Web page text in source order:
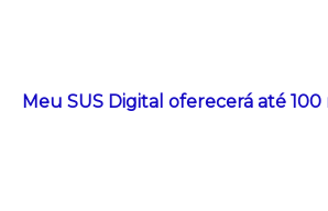
Meu SUS Digital oferecerá até